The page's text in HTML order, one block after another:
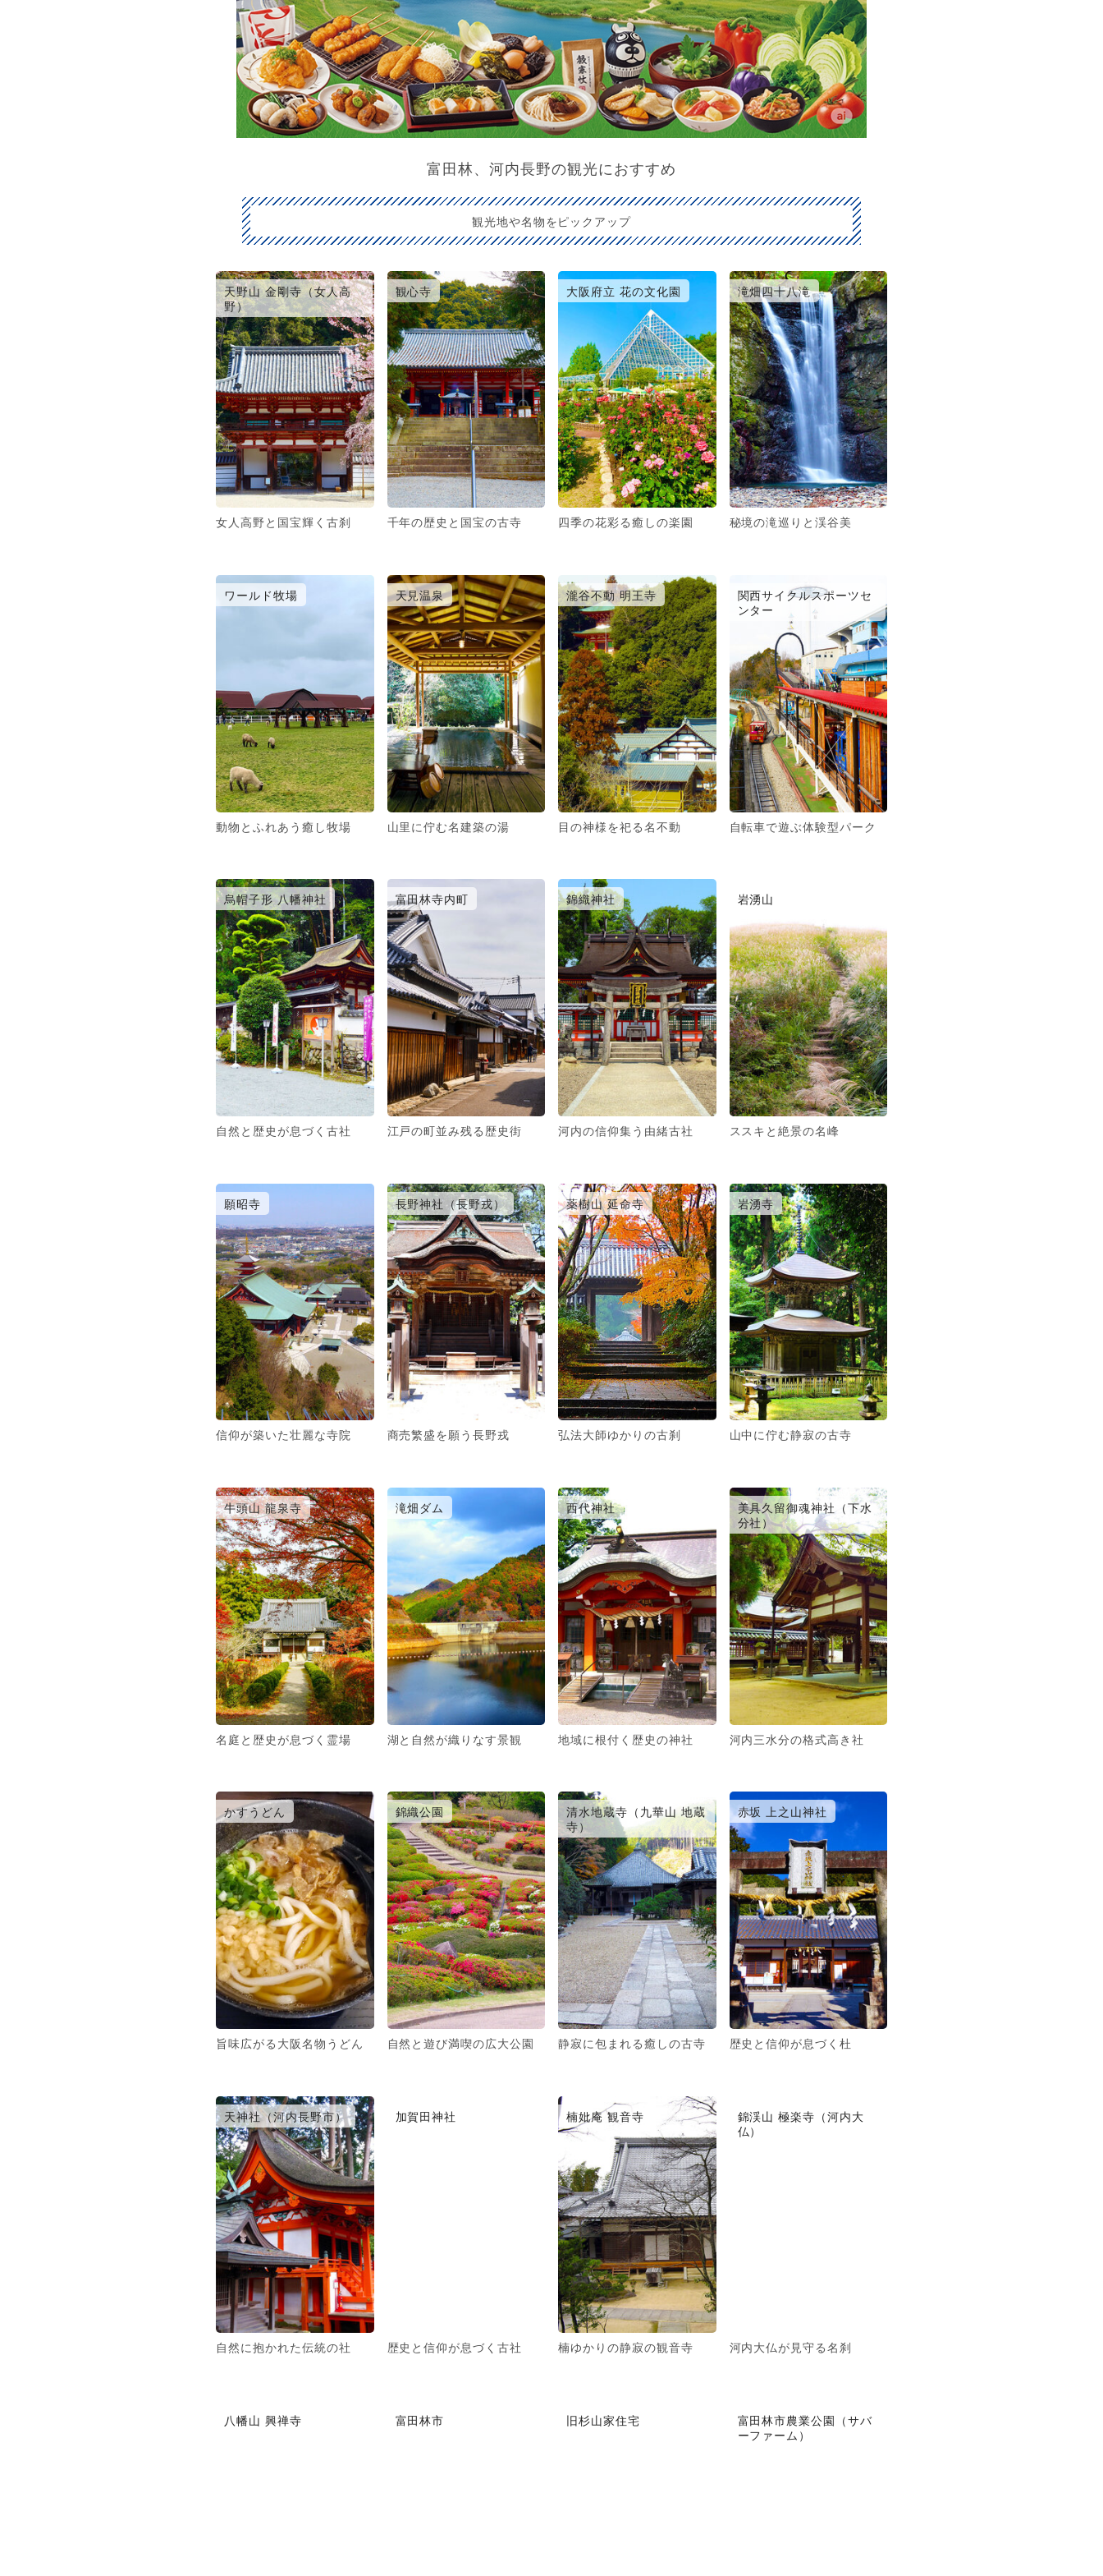
富田林、河内長野の観光におすすめ
観光地や名物をピックアップ
天野山 金剛寺（女人高
野）
女人高野と国宝輝く古刹
観心寺
千年の歴史と国宝の古寺
大阪府立 花の文化園
四季の花彩る癒しの楽園
滝畑四十八滝
秘境の滝巡りと渓谷美
ワールド牧場
動物とふれあう癒し牧場
天見温泉
山里に佇む名建築の湯
瀧谷不動 明王寺
目の神様を祀る名不動
関西サイクルスポーツセ
ンター
自転車で遊ぶ体験型パーク
烏帽子形 八幡神社
自然と歴史が息づく古社
富田林寺内町
江戸の町並み残る歴史街
錦織神社
河内の信仰集う由緒古社
岩湧山
ススキと絶景の名峰
願昭寺
信仰が築いた壮麗な寺院
長野神社（長野戎）
商売繁盛を願う長野戎
薬樹山 延命寺
弘法大師ゆかりの古刹
岩湧寺
山中に佇む静寂の古寺
牛頭山 龍泉寺
名庭と歴史が息づく霊場
滝畑ダム
湖と自然が織りなす景観
西代神社
地域に根付く歴史の神社
美具久留御魂神社（下水
分社）
河内三水分の格式高き社
かすうどん
旨味広がる大阪名物うどん
錦織公園
自然と遊び満喫の広大公園
清水地蔵寺（九華山 地蔵
寺）
静寂に包まれる癒しの古寺
赤坂 上之山神社
歴史と信仰が息づく杜
天神社（河内長野市）
自然に抱かれた伝統の社
加賀田神社
歴史と信仰が息づく古社
楠妣庵 観音寺
楠ゆかりの静寂の観音寺
錦渓山 極楽寺（河内大
仏）
河内大仏が見守る名刹
八幡山 興禅寺 富田林市 旧杉山家住宅
富田林市農業公園（サバ
ーファーム）